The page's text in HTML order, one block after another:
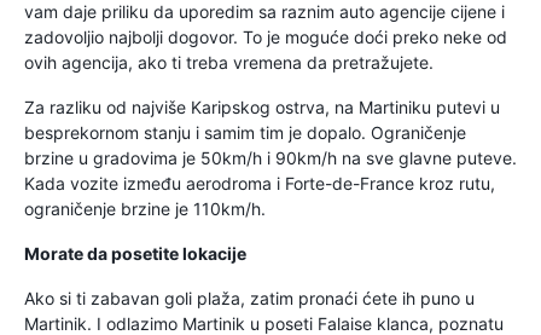
vam daje priliku da uporedim sa raznim auto agencije cijene i
zadovoljio najbolji dogovor. To je moguće doći preko neke od
ovih agencija, ako ti treba vremena da pretražujete.
Za razliku od najviše Karipskog ostrva, na Martiniku putevi u
besprekornom stanju i samim tim je dopalo. Ograničenje
brzine u gradovima je 50km/h i 90km/h na sve glavne puteve.
Kada vozite između aerodroma i Forte-de-France kroz rutu,
ograničenje brzine je 110km/h.
Morate da posetite lokacije
Ako si ti zabavan goli plaža, zatim pronaći ćete ih puno u
Martinik. I odlazimo Martinik u poseti Falaise klanca, poznatu